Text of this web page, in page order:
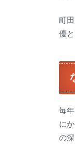
町
優
毎
に
の